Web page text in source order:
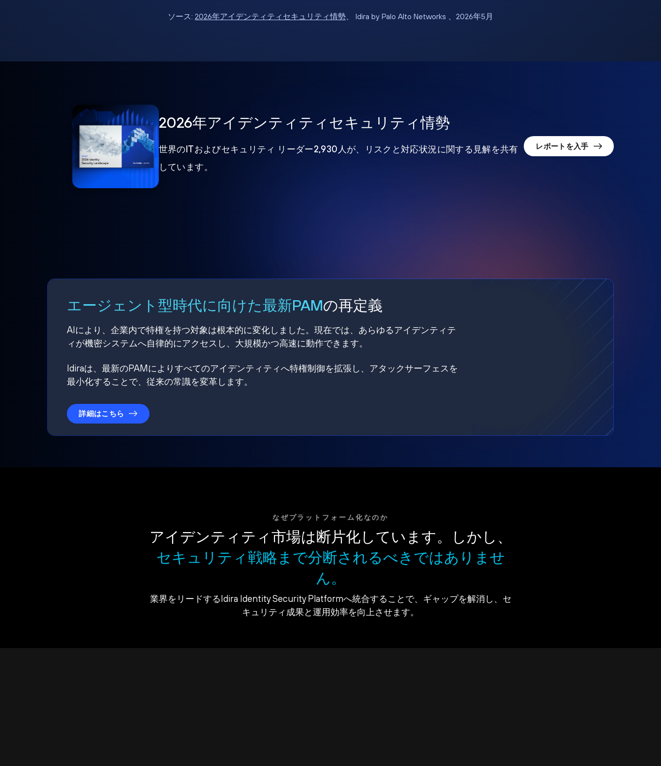
ソース: 2026年アイデンティティセキュリティ情勢、 Idira by Palo Alto Networks 、2026年5月
2026年アイデンティティセキュリティ情勢
世界のITおよびセキュリティ リーダー2,930人が、リスクと対応状況に関する見解を共有
しています。
レポートを入手
エージェント型時代に向けた最新PAMの再定義
AIにより、企業内で特権を持つ対象は根本的に変化しました。現在では、あらゆるアイデンティテ
ィが機密システムへ自律的にアクセスし、大規模かつ高速に動作できます。
Idiraは、最新のPAMによりすべてのアイデンティティへ特権制御を拡張し、アタックサーフェスを
最小化することで、従来の常識を変革します。
詳細はこちら
なぜプラットフォーム化なのか
アイデンティティ市場は断片化しています。しかし、
セキュリティ戦略まで分断されるべきではありませ
ん。
業界をリードするIdira Identity Security Platformへ統合することで、ギャップを解消し、セ
キュリティ成果と運用効率を向上させます。